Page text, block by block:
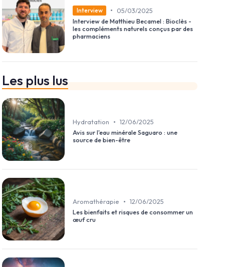
Interview •
05/03/2025
Interview de Matthieu Becamel : Bioclès -
les compléments naturels conçus par des
pharmaciens
Les plus lus
Hydratation • 12/06/2025
Avis sur l'eau minérale Saguaro : une
source de bien-être
Aromathérapie • 12/06/2025
Les bienfaits et risques de consommer un
œuf cru